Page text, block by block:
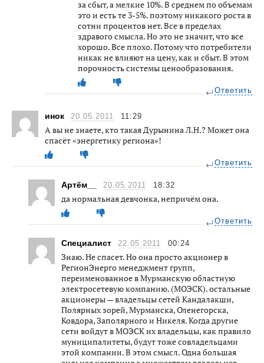
за сбыт, а мелкие 10%. В среднем по объемам
это и есть те 3-5%. поэтому никакого роста в
сотни процентов нет. Все в пределах
здравого смысла. Но это не значит, что все
хорошо. Все плохо. Потому что потребители
никак не влияют на цену, как и сбыт. В этом
порочность системы ценообразования.
Ответить
инок 20.05.2011 11:29
А вы не знаете, кто такая Дурынина Л.Н.? Может она
спасёт «энергетику региона»!
Ответить
Артём__ 20.05.2011 18:32
да нормальная девчонка, непричём она.
Ответить
Специалист 22.05.2011 00:24
Знаю. Не спасет. Но она просто акционер в
РегионЭнерго менеджмент групп,
переименованное в Мурманскую областную
электросетевую компанию. (МОЭСК). остальные
акционеры — владельцы сетей Кандалакши,
Полярных зорей, Мурманска, Оленегорска,
Ковдора, Заполярного и Никеля. Когда другие
сети войдут в МОЭСК их владельцы, как правило
муниципалитеты, будут тоже совладельцами
этой компании. В этом смысл. Одна большая